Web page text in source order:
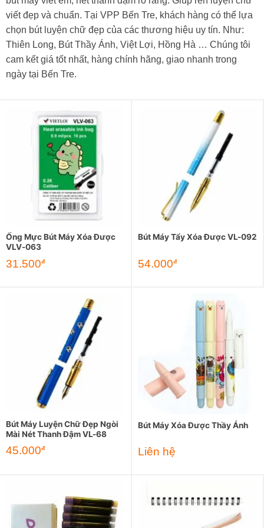
viết đẹp và chuẩn. Tại VPP Bến Tre, khách hàng có thể lựa
chọn bút luyện chữ đẹp của các thương hiệu uy tín. Như:
Thiên Long, Bút Thầy Ánh, Việt Lợi, Hồng Hà … Chúng tôi
cam kết giá tốt nhất, hàng chính hãng, giao nhanh trong
ngày tại Bến Tre.
Ống Mực Bút Máy Xóa Được
VLV-063
31.500đ
Bút Máy Tẩy Xóa Được VL-092
54.000đ
Bút Máy Luyện Chữ Đẹp Ngòi
Mài Nét Thanh Đậm VL-68
45.000đ
Bút Máy Xóa Được Thầy Ánh
Liên hệ